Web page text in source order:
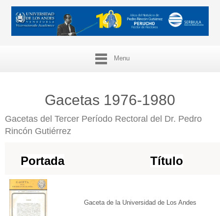
Menu
Gacetas 1976-1980
Gacetas del Tercer Período Rectoral del Dr. Pedro
Rincón Gutiérrez
Portada Título
Gaceta de la Universidad de Los Andes